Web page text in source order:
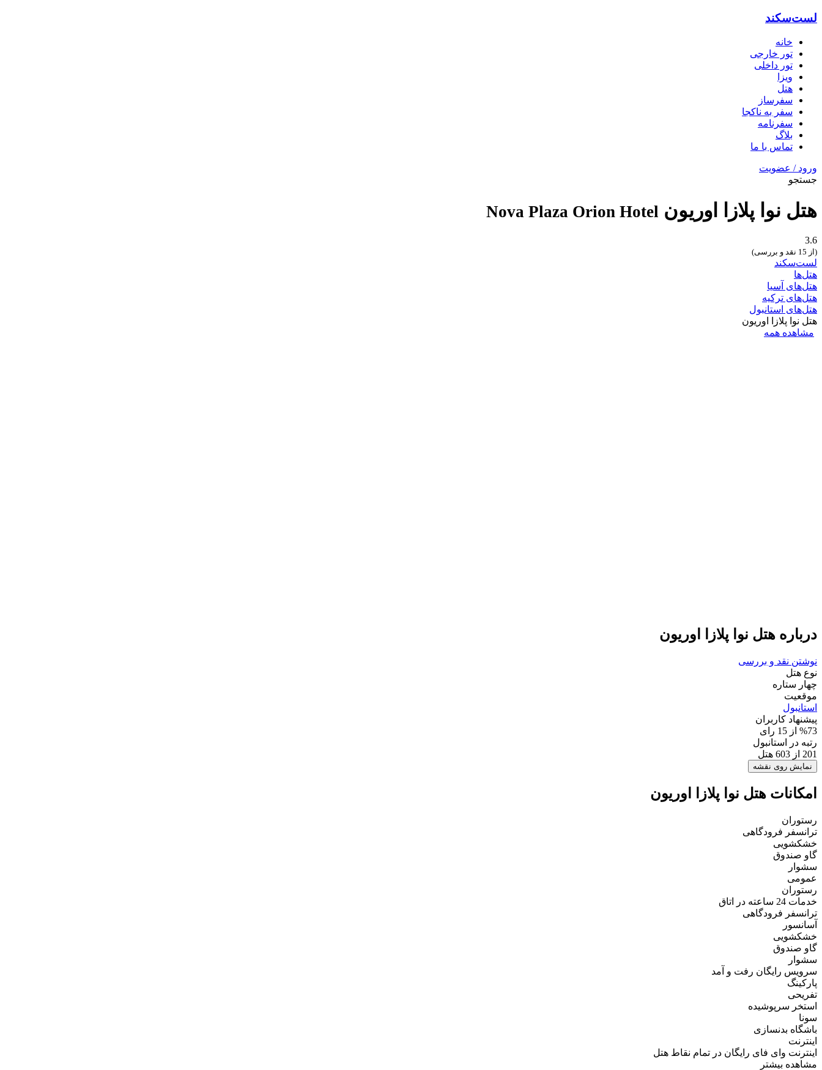
لست‌سکند
خانه
تور خارجی
تور داخلی
ویزا
هتل‌
سفرساز
سفر به ناکجا
سفرنامه
بلاگ
تماس با ما
ورود / عضویت
جستجو
هتل نوا پلازا اوریون Nova Plaza Orion Hotel
3.6
(از 15 نقد و بررسی)
لست‌سکند
هتل‌ها
هتل‌های آسیا
هتل‌های ترکیه
هتل‌های استانبول
هتل نوا پلازا اوریون
مشاهده همه
درباره هتل نوا پلازا اوریون
نوشتن نقد و بررسی
نوع هتل
چهار ستاره
موقعیت
استانبول
پیشنهاد کاربران
%73 از 15 رای
رتبه در استانبول
201 از 603 هتل
نمایش روی نقشه
امکانات هتل نوا پلازا اوریون
رستوران
ترانسفر فرودگاهی
خشکشویی
گاو صندوق
سشوار
عمومی
رستوران
خدمات 24 ساعته در اتاق
ترانسفر فرودگاهی
آسانسور
خشکشویی
گاو صندوق
سشوار
سرویس رایگان رفت و آمد
پارکینگ
تفریحی
استخر سرپوشیده
سونا
باشگاه بدنسازی
اینترنت
اینترنت وای فای رایگان در تمام نقاط هتل
مشاهده بیشتر